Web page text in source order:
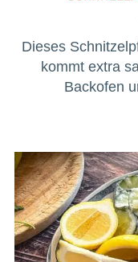
Dieses
kommt extra
Backofen